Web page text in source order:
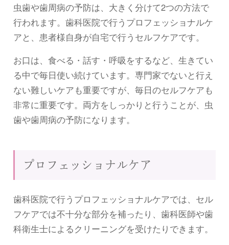
虫歯や歯周病の予防は、大きく分けて2つの方法で
行われます。歯科医院で行うプロフェッショナルケ
アと、患者様自身が自宅で行うセルフケアです。
お口は、食べる・話す・呼吸をするなど、生きてい
る中で毎日使い続けています。専門家でないと行え
ない難しいケアも重要ですが、毎日のセルフケアも
非常に重要です。両方をしっかりと行うことが、虫
歯や歯周病の予防になります。
プロフェッショナルケア
歯科医院で行うプロフェッショナルケアでは、セル
フケアでは不十分な部分を補ったり、歯科医師や歯
科衛生士によるクリーニングを受けたりできます。